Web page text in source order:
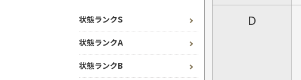
状態ランクS
状態ランクA
状態ランクB
D